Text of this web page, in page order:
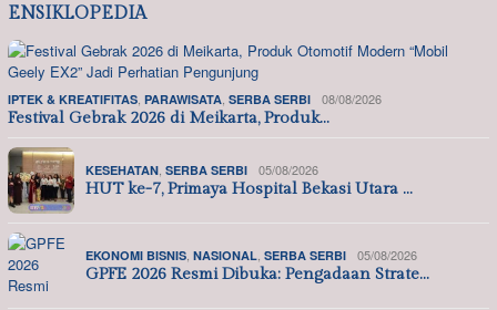
ENSIKLOPEDIA
IPTEK & KREATIFITAS PARAWISATA SERBA SERBI 08/08/2026
Festival Gebrak 2026 di Meikarta, Produk…
KESEHATAN SERBA SERBI 05/08/2026
HUT ke-7, Primaya Hospital Bekasi Utara …
EKONOMI BISNIS NASIONAL SERBA SERBI 05/08/2026
GPFE 2026 Resmi Dibuka: Pengadaan Strate…